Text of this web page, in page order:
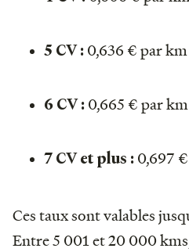
5 CV : 0,636 € par
6 CV : 0,665 € par
7 CV et plus : 0,697
Ces taux sont valables
Entre 5 001 et 20 000